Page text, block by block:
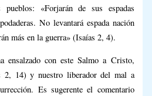
«Forjarán de sus espadas
No levantará espada nación
más en la guerra» (Isaías 2, 4).
ensalzado con este Salmo a Cristo,
2, 14) y nuestro liberador del mal a
Es sugerente el comentario